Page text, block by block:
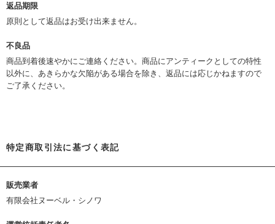
返品期限
原則として返品はお受け出来ません。
不良品
商品到着後速やかにご連絡ください。商品にアンティークとしての特性
以外に、あきらかな欠陥がある場合を除き、返品には応じかねますので
ご了承ください。
特定商取引法に基づく表記
販売業者
有限会社ヌーベル・シノワ